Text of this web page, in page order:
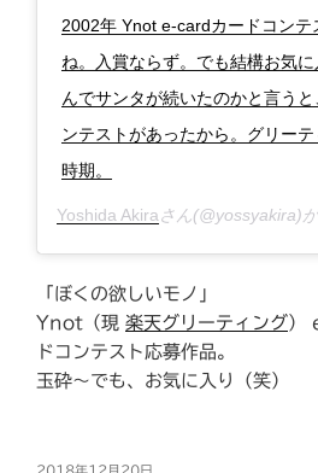
2002年 Ynot e-cardカードコンテ
ね。入賞ならず。でも結構お気
んでサンタが続いたのかと言う
ンテストがあったから。グリーテ
時期。
Yoshida Akiraさん(@yossyakira)
「ぼくの欲しいモノ」
Ynot（現 楽天グリーティング）
ドコンテスト応募作品。
玉砕〜でも、お気に入り（笑）
投
2018年12月20日